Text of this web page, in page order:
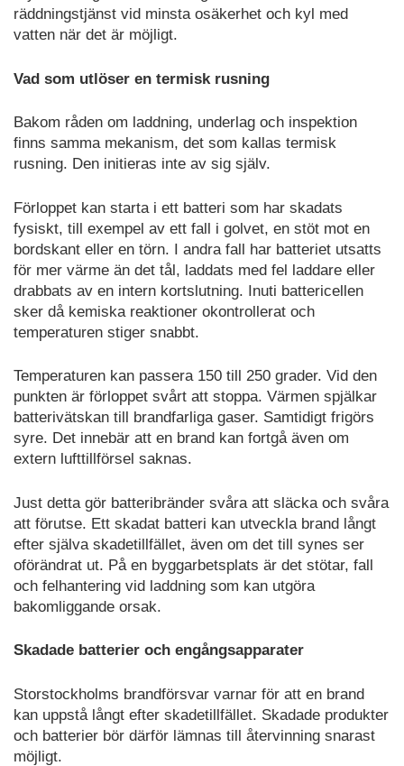
räddningstjänst vid minsta osäkerhet och kyl med
vatten när det är möjligt.
Vad som utlöser en termisk rusning
Bakom råden om laddning, underlag och inspektion
finns samma mekanism, det som kallas termisk
rusning. Den initieras inte av sig själv.
Förloppet kan starta i ett batteri som har skadats
fysiskt, till exempel av ett fall i golvet, en stöt mot en
bordskant eller en törn. I andra fall har batteriet utsatts
för mer värme än det tål, laddats med fel laddare eller
drabbats av en intern kortslutning. Inuti battericellen
sker då kemiska reaktioner okontrollerat och
temperaturen stiger snabbt.
Temperaturen kan passera 150 till 250 grader. Vid den
punkten är förloppet svårt att stoppa. Värmen spjälkar
batterivätskan till brandfarliga gaser. Samtidigt frigörs
syre. Det innebär att en brand kan fortgå även om
extern lufttillförsel saknas.
Just detta gör batteribränder svåra att släcka och svåra
att förutse. Ett skadat batteri kan utveckla brand långt
efter själva skadetillfället, även om det till synes ser
oförändrat ut. På en byggarbetsplats är det stötar, fall
och felhantering vid laddning som kan utgöra
bakomliggande orsak.
Skadade batterier och engångsapparater
Storstockholms brandförsvar varnar för att en brand
kan uppstå långt efter skadetillfället. Skadade produkter
och batterier bör därför lämnas till återvinning snarast
möjligt.